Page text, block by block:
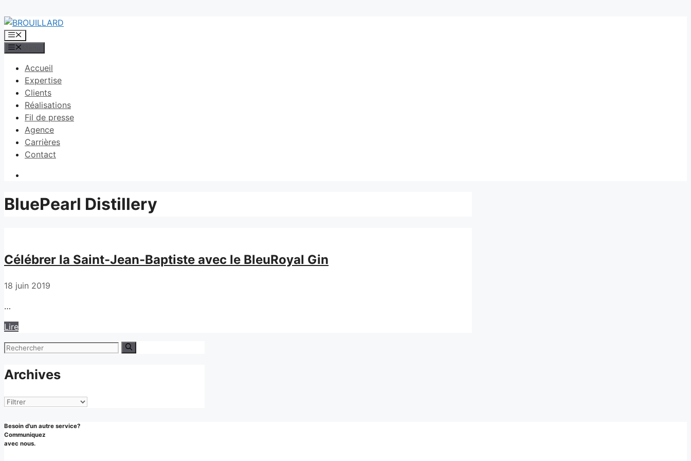
Aller
au
contenu
Menu
Accueil
Expertise
Clients
Réalisations
Fil de presse
Agence
Carrières
Contact
BluePearl Distillery
Célébrer la Saint-Jean-Baptiste avec le BleuRoyal Gin
18 juin 2019
…
Lire
Rechercher :
Archives
Archives
Besoin d'un autre service?
Communiquez
avec nous.